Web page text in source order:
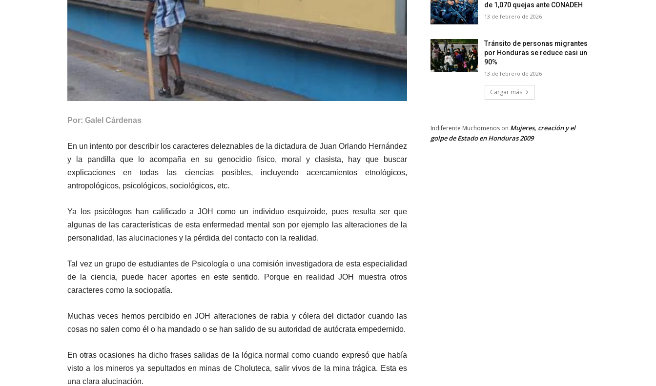
Por: Galel Cárdenas
En un intento por describir los caracteres deleznables de la dictadura de Juan Orlando Hernández
y la pandilla que lo acompaña en su genocidio físico, moral y clasista, hay que buscar
explicaciones en todas las ciencias posibles, incluyendo acercamientos etnológicos,
antropológicos, psicológicos, sociológicos, etc.
Ya los psicólogos han calificado a JOH como un individuo esquizoide, pues resulta ser que
algunas de las características de esta enfermedad mental son por ejemplo las alteraciones de la
personalidad, las alucinaciones y la pérdida del contacto con la realidad.
Tal vez un grupo de estudiantes de Psicología o una comisión investigadora de esta especialidad
de la ciencia, puede hacer aportes en este sentido. Porque en realidad JOH muestra otros
caracteres como la sociopatía.
Muchas veces hemos percibido en JOH alteraciones de rabia y cólera del dictador cuando las
cosas no salen como él o ha mandado o se han salido de su autoridad de autócrata empedernido.
En otras ocasiones ha dicho frases salidas de la lógica normal como cuando expresó que había
visto a los mineros ya sepultados en minas de Choluteca, salir vivos de la mina trágica. Esta es
una clara alucinación.
de 1,070 quejas ante CONADEH
13 de febrero de 2026
Tránsito de personas migrantes
por Honduras se reduce casi un
90%
13 de febrero de 2026
Cargar más
Indiferente Muchomenos on Mujeres, creación y el
golpe de Estado en Honduras 2009